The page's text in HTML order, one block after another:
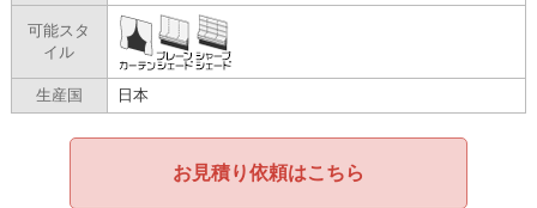
可能スタ
イル
生産国 日本
お見積り依頼はこちら